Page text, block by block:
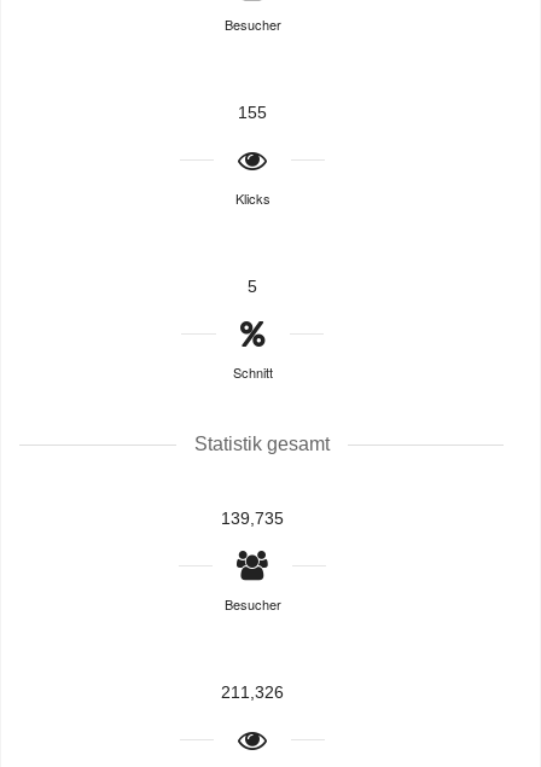
Besucher
155
Klicks
5
Schnitt
Statistik gesamt
139,735
Besucher
211,326